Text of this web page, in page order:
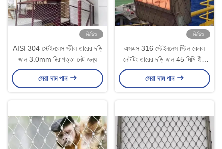
ভিডিও
AISI 304 স্টেইনলেস স্টীল তারের দড়ি
জাল 3.0mm নিরাপত্তা নেট জন্য
সেরা দাম পান
ভিডিও
এসএস 316 স্টেইনলেস স্টিল কেবল
নেটটিং তারের দড়ি জাল 45 মিমি হীরা
2.0 মিমি কেবল
সেরা দাম পান